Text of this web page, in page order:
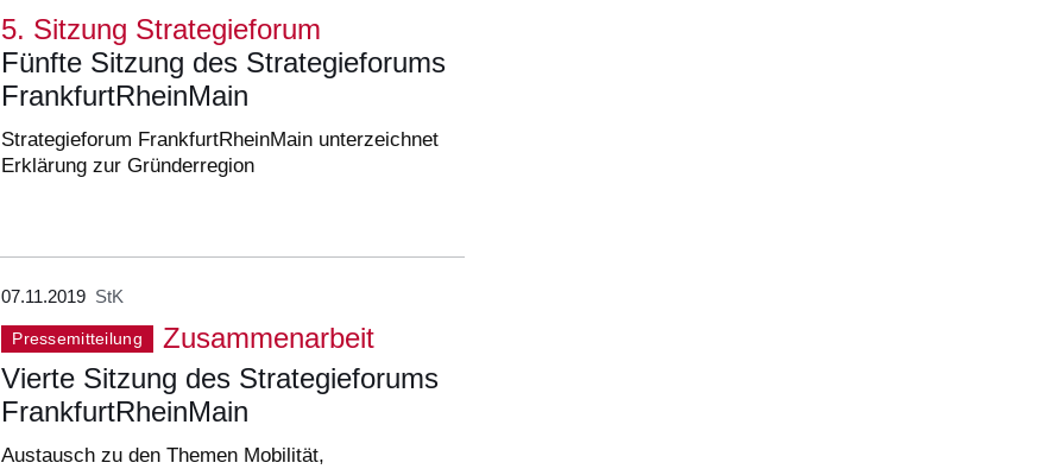
5. Sitzung Strategieforum
Fünfte Sitzung des Strategieforums
FrankfurtRheinMain
Strategieforum FrankfurtRheinMain unterzeichnet
Erklärung zur Gründerregion
07.11.2019 StK
Pressemitteilung
Zusammenarbeit
Vierte Sitzung des Strategieforums
FrankfurtRheinMain
Austausch zu den Themen Mobilität,